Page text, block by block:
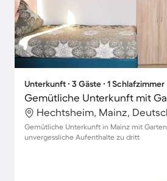
Unterkunft ∙ 3 Gäste ∙ 1 Schlafzimmer
Hechtsheim, Mainz,
Gemütliche Unterkunft in Mainz mit
unvergessliche Aufenthalte zu dritt